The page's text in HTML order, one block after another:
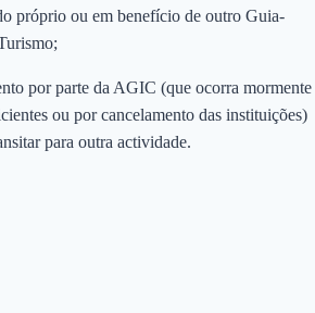
próprio ou em benefício de outro Guia-
por parte da AGIC (que ocorra mormente
ou por cancelamento das instituições)
para outra actividade.